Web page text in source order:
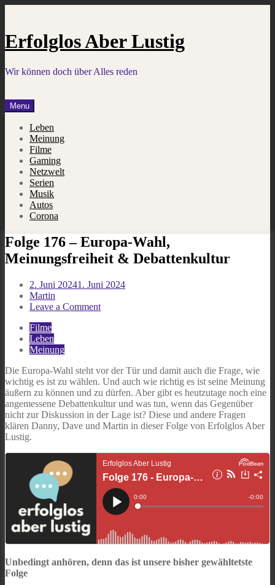
Erfolglos Aber Lustig
Wir können doch über Alles reden
Menu
Leben
Meinung
Filme
Gaming
Netzwelt
Serien
Musik
Autos
Corona
Folge 176 – Europa-Wahl,
Meinungsfreiheit & Debattenkultur
2. Juni 20241. Juni 2024
Martin
Leave a Commenton
Meinungsfreiheit
&
Debattenkultur
Filme
Leben
Meinung
Die Europa-Wahl steht vor der Tür und damit auch die Frage, wie
wichtig es ist zu wählen. Und auch wie richtig es ist seine Meinung
äußern zu können und zu dürfen. Aber gibt es heutzutage noch eine
angemessene Debattenkultur und was tun, wenn das Gegenüber
nicht zur Diskussion in der Lage ist? Diese und andere Fragen
klären Danny, Dave und Martin in dieser Folge von Erfolglos Aber
Lustig.
Unbedingt anhören, denn das ist unsere bisher gewähltetste
Folge